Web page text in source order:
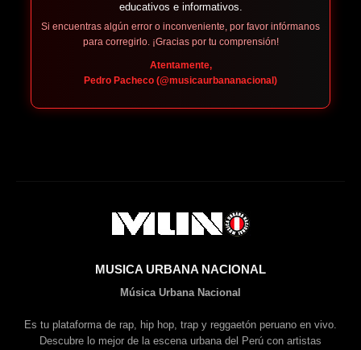
educativos e informativos.
Si encuentras algún error o inconveniente, por favor infórmanos
para corregirlo. ¡Gracias por tu comprensión!
Atentamente,
Pedro Pacheco (@musicaurbananacional)
MUSICA URBANA NACIONAL
Música Urbana Nacional
Es tu plataforma de rap, hip hop, trap y reggaetón peruano en vivo.
Descubre lo mejor de la escena urbana del Perú con artistas